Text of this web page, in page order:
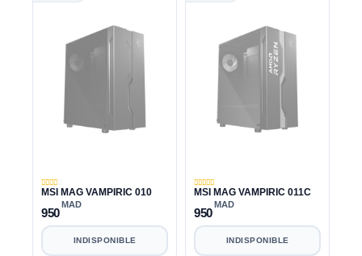
MSI MAG VAMPIRIC 010
950
MAD
INDISPONIBLE
MSI MAG VAMPIRIC 011C
950
MAD
INDISPONIBLE